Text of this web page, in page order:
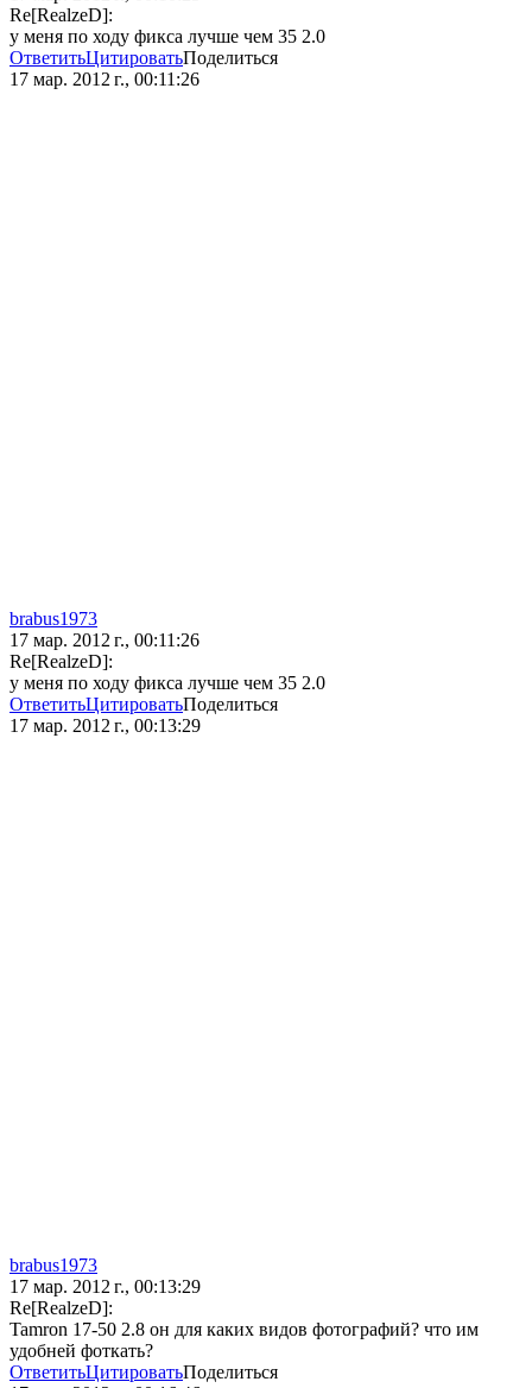
Re[RealzeD]:
у меня по ходу фикса лучше чем 35 2.0
ОтветитьЦитироватьПоделиться
17 мар. 2012 г., 00:11:26
brabus1973
17 мар. 2012 г., 00:11:26
Re[RealzeD]:
у меня по ходу фикса лучше чем 35 2.0
ОтветитьЦитироватьПоделиться
17 мар. 2012 г., 00:13:29
brabus1973
17 мар. 2012 г., 00:13:29
Re[RealzeD]:
Tamron 17-50 2.8 он для каких видов фотографий? что им
удобней фоткать?
ОтветитьЦитироватьПоделиться